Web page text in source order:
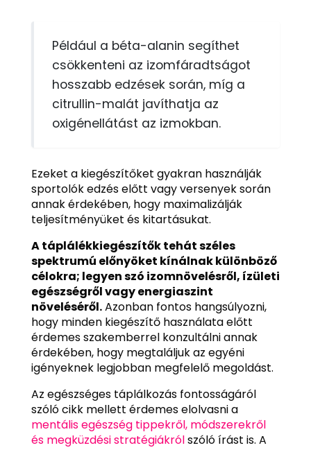
Például a béta-alanin segíthet
csökkenteni az izomfáradtságot
hosszabb edzések során, míg a
citrullin-malát javíthatja az
oxigénellátást az izmokban.
Ezeket a kiegészítőket gyakran használják
sportolók edzés előtt vagy versenyek során
annak érdekében, hogy maximalizálják
teljesítményüket és kitartásukat.
A táplálékkiegészítők tehát széles
spektrumú előnyöket kínálnak különböző
célokra; legyen szó izomnövelésről, ízületi
egészségről vagy energiaszint
növeléséről.Azonban fontos hangsúlyozni,
hogy minden kiegészítő használata előtt
érdemes szakemberrel konzultálni annak
érdekében, hogy megtaláljuk az egyéni
igényeknek legjobban megfelelő megoldást.
Az egészséges táplálkozás fontosságáról
szóló cikk mellett érdemes elolvasni a
mentális egészség tippekről, módszerekről
és megküzdési stratégiákrólszóló írást is. A